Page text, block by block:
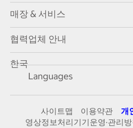
매장 & 서비스
협력업체 안내
한국
Languages
사이트맵 이용약관
개
영상정보처리기기운영·관리방